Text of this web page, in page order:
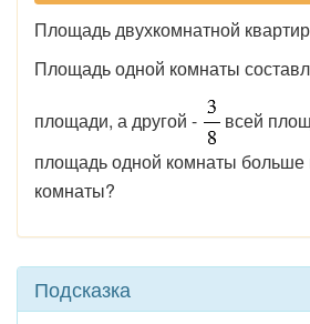
Площадь двухкомнатной
Площадь одной комнаты
площади, а другой -
всей
площадь одной комнаты больше
комнаты?
Подсказка